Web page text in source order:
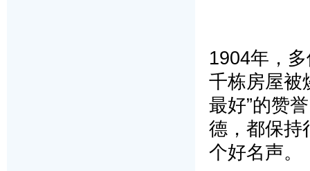
1904年，
千栋房屋被
最好”的赞
德，都保持
个好名声。